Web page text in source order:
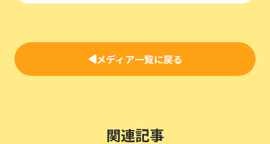
メディア一覧に戻る
関連記事